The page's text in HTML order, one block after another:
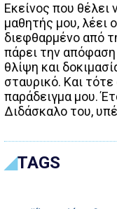
Εκείνος που θέλει
μαθητής μου, λέει
διεφθαρμένο από
πάρει την απόφαση
θλίψη και
σταυρικό. Και
παράδειγμα μου.
Διδάσκαλο του,
TAGS